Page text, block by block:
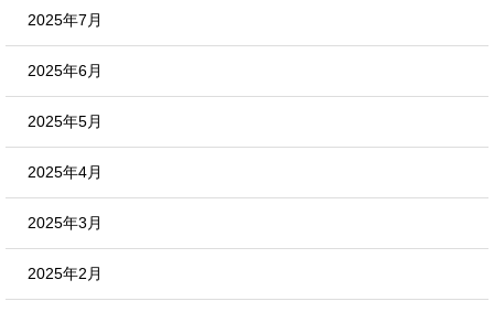
2025年7月
2025年6月
2025年5月
2025年4月
2025年3月
2025年2月